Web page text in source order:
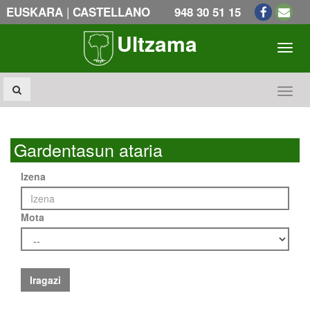
EUSKARA | CASTELLANO 948 30 51 15
Ultzama
Gardentasun ataria
Izena
Mota
Iragazi